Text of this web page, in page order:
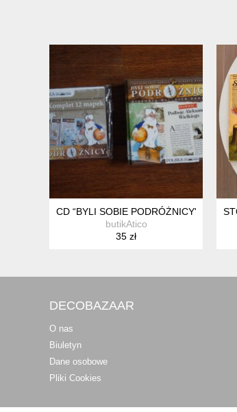
CD “BYLI SOBIE PODRÓŻNICY" *8
butikAtico
35 zł
DECOBAZAAR
O nas
Biuletyn
Dane osobowe
Pliki Cookies